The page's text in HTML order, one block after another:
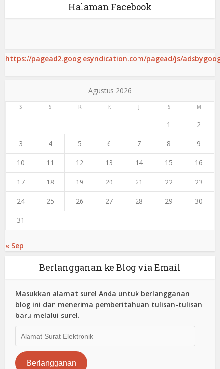
Halaman Facebook
https://pagead2.googlesyndication.com/pagead/js/
Agustus 2026
S S R K J S M
1 2
3 4 5 6 7 8 9
10 11 12 13 14 15 16
17 18 19 20 21 22 23
24 25 26 27 28 29 30
31
« Sep
Berlangganan ke Blog via Email
Masukkan alamat surel Anda untuk berlangganan
blog ini dan menerima pemberitahuan tulisan-tulisan
baru melalui surel.
Surat
Elektronik
Berlangganan